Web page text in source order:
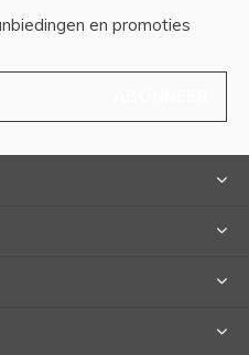
en promoties